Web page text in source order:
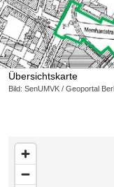
Übersichtskarte
Bild: SenUMVK / Geoportal
Karte überspringen